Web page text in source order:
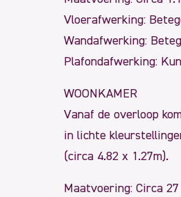
Vloerafwerking:
Wandafwerking:
Plafondafwerking:
WOONKAMER
Vanaf de overloop
in lichte
(circa 4.82 x 1.27m).
Maatvoering: Circa 27